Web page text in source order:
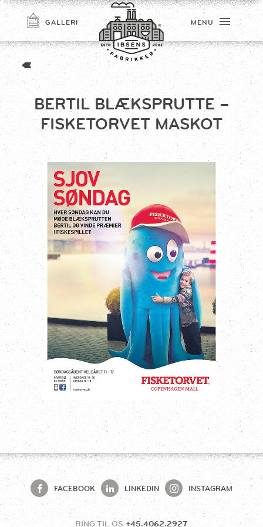
GALLERI MENU
BERTIL BLÆKSPRUTTE –
FISKETORVET MASKOT
FACEBOOK LINKEDIN INSTAGRAM
RING TIL OS +45.4062.2927